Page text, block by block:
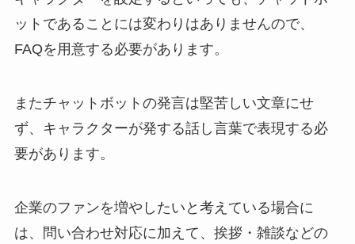
ットであることには変わりはありませんので、
FAQを用意する必要があります。
またチャットボットの発言は堅苦しい文章にせ
ず、キャラクターが発する話し言葉で表現する必
要があります。
企業のファンを増やしたいと考えている場合に
は、問い合わせ対応に加えて、挨拶・雑談などの